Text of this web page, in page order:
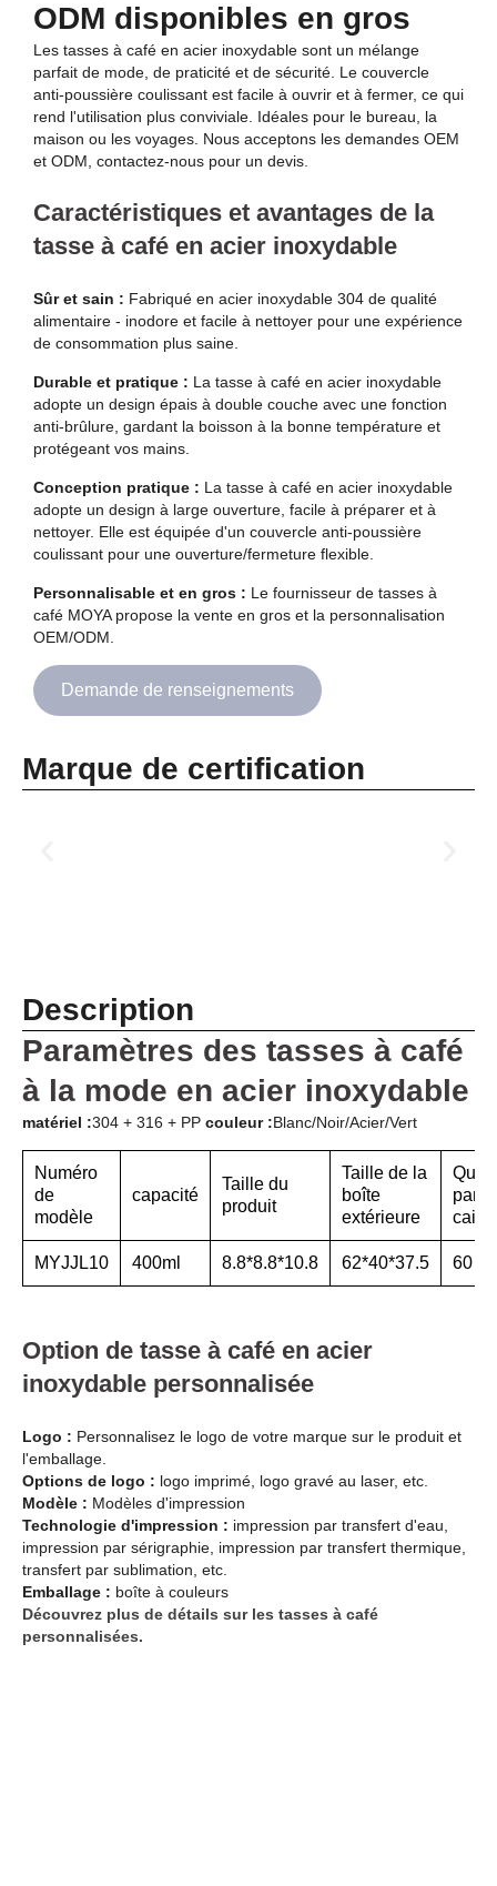
ODM disponibles en gros
Les tasses à café en acier inoxydable sont un mélange
parfait de mode, de praticité et de sécurité. Le couvercle
anti-poussière coulissant est facile à ouvrir et à fermer, ce qui
rend l'utilisation plus conviviale. Idéales pour le bureau, la
maison ou les voyages. Nous acceptons les demandes OEM
et ODM, contactez-nous pour un devis.
Caractéristiques et avantages de la
tasse à café en acier inoxydable
Sûr et sain : Fabriqué en acier inoxydable 304 de qualité
alimentaire - inodore et facile à nettoyer pour une expérience
de consommation plus saine.
Durable et pratique : La tasse à café en acier inoxydable
adopte un design épais à double couche avec une fonction
anti-brûlure, gardant la boisson à la bonne température et
protégeant vos mains.
Conception pratique : La tasse à café en acier inoxydable
adopte un design à large ouverture, facile à préparer et à
nettoyer. Elle est équipée d'un couvercle anti-poussière
coulissant pour une ouverture/fermeture flexible.
Personnalisable et en gros : Le fournisseur de tasses à
café MOYA propose la vente en gros et la personnalisation
OEM/ODM.
Demande de renseignements
Marque de certification
Description
Paramètres des tasses à café
à la mode en acier inoxydable
matériel :304 + 316 + PP couleur :Blanc/Noir/Acier/Vert
Numéro
de
modèle
capacité
Taille du
produit
Taille de la
boîte
extérieure
par
MYJJL10 400ml 8.8*8.8*10.8 62*40*37.5 60
Option de tasse à café en acier
inoxydable personnalisée
Logo : Personnalisez le logo de votre marque sur le produit et
l'emballage.
Options de logo : logo imprimé, logo gravé au laser, etc.
Modèle : Modèles d'impression
Technologie d'impression : impression par transfert d'eau,
impression par sérigraphie, impression par transfert thermique,
transfert par sublimation, etc.
Emballage : boîte à couleurs
Découvrez plus de détails sur les tasses à café
personnalisées.